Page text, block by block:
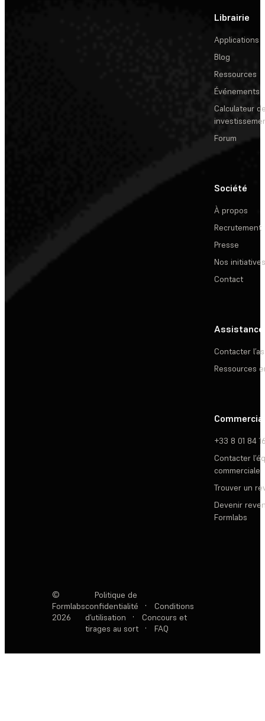
Librairie
Applications
Blog
Ressources
Événements
Calculateur
Forum
Société
À propos
Recrutement
Presse
Nos initiatives
Contact
Assistance
Contacter
Ressources
Commercial
+33 8 01 84
Contacter
commerciale
Trouver un
Devenir
Formlabs
©
Formlabs
2026
Politique de
confidentialité
·
Conditions
d’utilisation
·
Concours et
tirages au sort
· FAQ